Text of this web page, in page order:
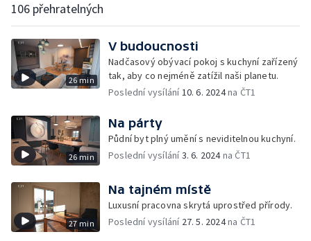
106 přehratelných
26 min
V budoucnosti
Nadčasový obývací pokoj s kuchyní zařízený
tak, aby co nejméně zatížil naši planetu.
Poslední vysílání10. 6. 2024na ČT1
26 min
Na párty
Půdní byt plný umění s neviditelnou kuchyní.
Poslední vysílání3. 6. 2024na ČT1
27 min
Na tajném místě
Luxusní pracovna skrytá uprostřed přírody.
Poslední vysílání 27. 5. 2024na ČT1